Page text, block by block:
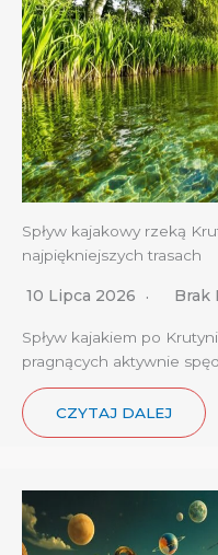
Spływ kajakowy rzeką
najpiękniejszych trasach
10 Lipca 2026 Brak
Spływ kajakiem po
pragnących aktywnie
CZYTAJ DALEJ